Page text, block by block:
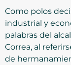
Como polos
industrial y
palabras del
Correa, al
de